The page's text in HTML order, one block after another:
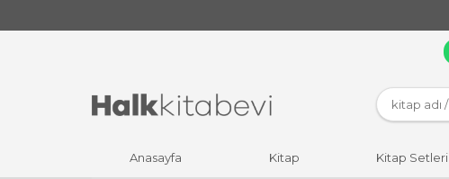
Anasayfa Kitap Kitap Setleri